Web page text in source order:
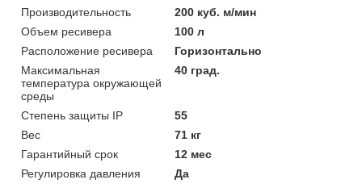
Производительность
200 куб. м/мин
Объем ресивера
100 л
Расположение ресивера
Горизонтально
Максимальная
температура окружающей
среды
40 град.
Степень защиты IP
55
Вес
71 кг
Гарантийный срок
12 мес
Регулировка давления
Да